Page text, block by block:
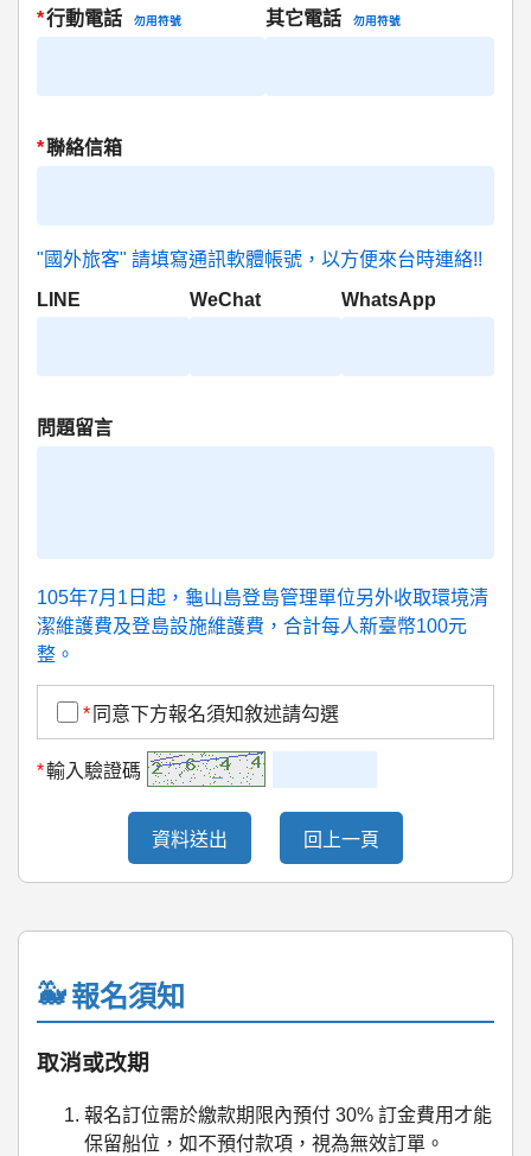
*行動電話 勿用符號 其它電話 勿用符號
*聯絡信箱
"國外旅客" 請填寫通訊軟體帳號，以方便來台時連絡!!
LINE
WeChat WhatsApp
問題留言
105年7月1日起，龜山島登島管理單位另外收取環境清
潔維護費及登島設施維護費，合計每人新臺幣100元
整。
* 同意下方報名須知敘述請勾選
*輸入驗證碼
資料送出 回上一頁
報名須知
取消或改期
報名訂位需於繳款期限內預付 30% 訂金費用才能
保留船位，如不預付款項，視為無效訂單。